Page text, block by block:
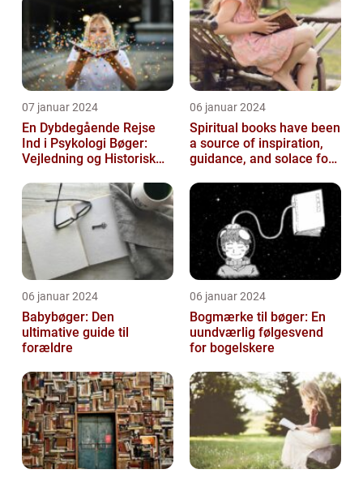
07 januar 2024
En Dybdegående Rejse
Ind i Psykologi Bøger:
Vejledning og Historisk
06 januar 2024
Spiritual books have been
a source of inspiration,
guidance, and solace for
h...
06 januar 2024
Babybøger: Den
ultimative guide til
forældre
06 januar 2024
Bogmærke til bøger: En
uundværlig følgesvend
for bogelskere